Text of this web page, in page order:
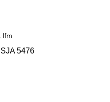
lfm
SJA 5476